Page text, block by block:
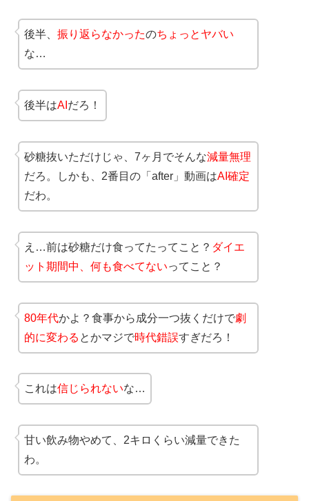
後半、 振り返らなかったのちょっとヤバい
な…
後半はAI だろ！
砂糖抜いただけじゃ、7ヶ月でそんな減量無理
だろ。しかも、2番目の「after」動画はAI確定
だわ。
え…前は砂糖だけ食ってたってこと？ ダイエ
ット期間中、何も食べてないってこと？
80年代かよ？食事から成分一つ抜くだけで劇
的に変わる とかマジで時代錯誤すぎだろ！
これは信じられないな…
甘い飲み物やめて、2キロくらい減量できた
わ。